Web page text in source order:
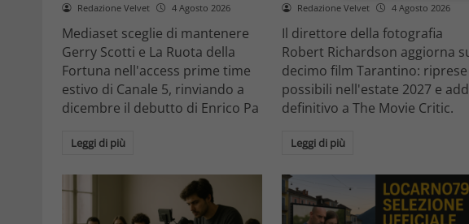
Redazione Velvet 4 Agosto 2026
Mediaset sceglie di mantenere
Gerry Scotti e La Ruota della
Fortuna nell'access prime time
estivo di Canale 5, rinviando a
dicembre il debutto di Enrico Pa
Leggi di più
Redazione Velvet 4 Agosto 2026
Il direttore della fotografia
Robert Richardson aggiorna
decimo film Tarantino: riprese
possibili nell'estate 2027 e
definitivo a The Movie Critic.
Leggi di più